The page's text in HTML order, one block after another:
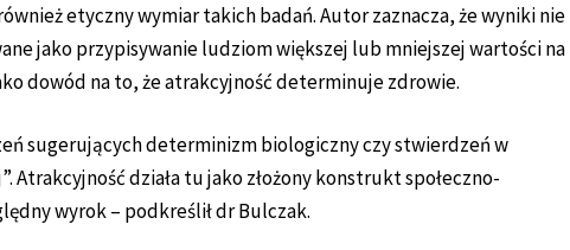
etyczny wymiar takich badań. Autor zaznacza, że wyniki nie
jako przypisywanie ludziom większej lub mniejszej wartości na
dowód na to, że atrakcyjność determinuje zdrowie.
sugerujących determinizm biologiczny czy stwierdzeń w
Atrakcyjność działa tu jako złożony konstrukt społeczno-
wyrok – podkreślił dr Bulczak.